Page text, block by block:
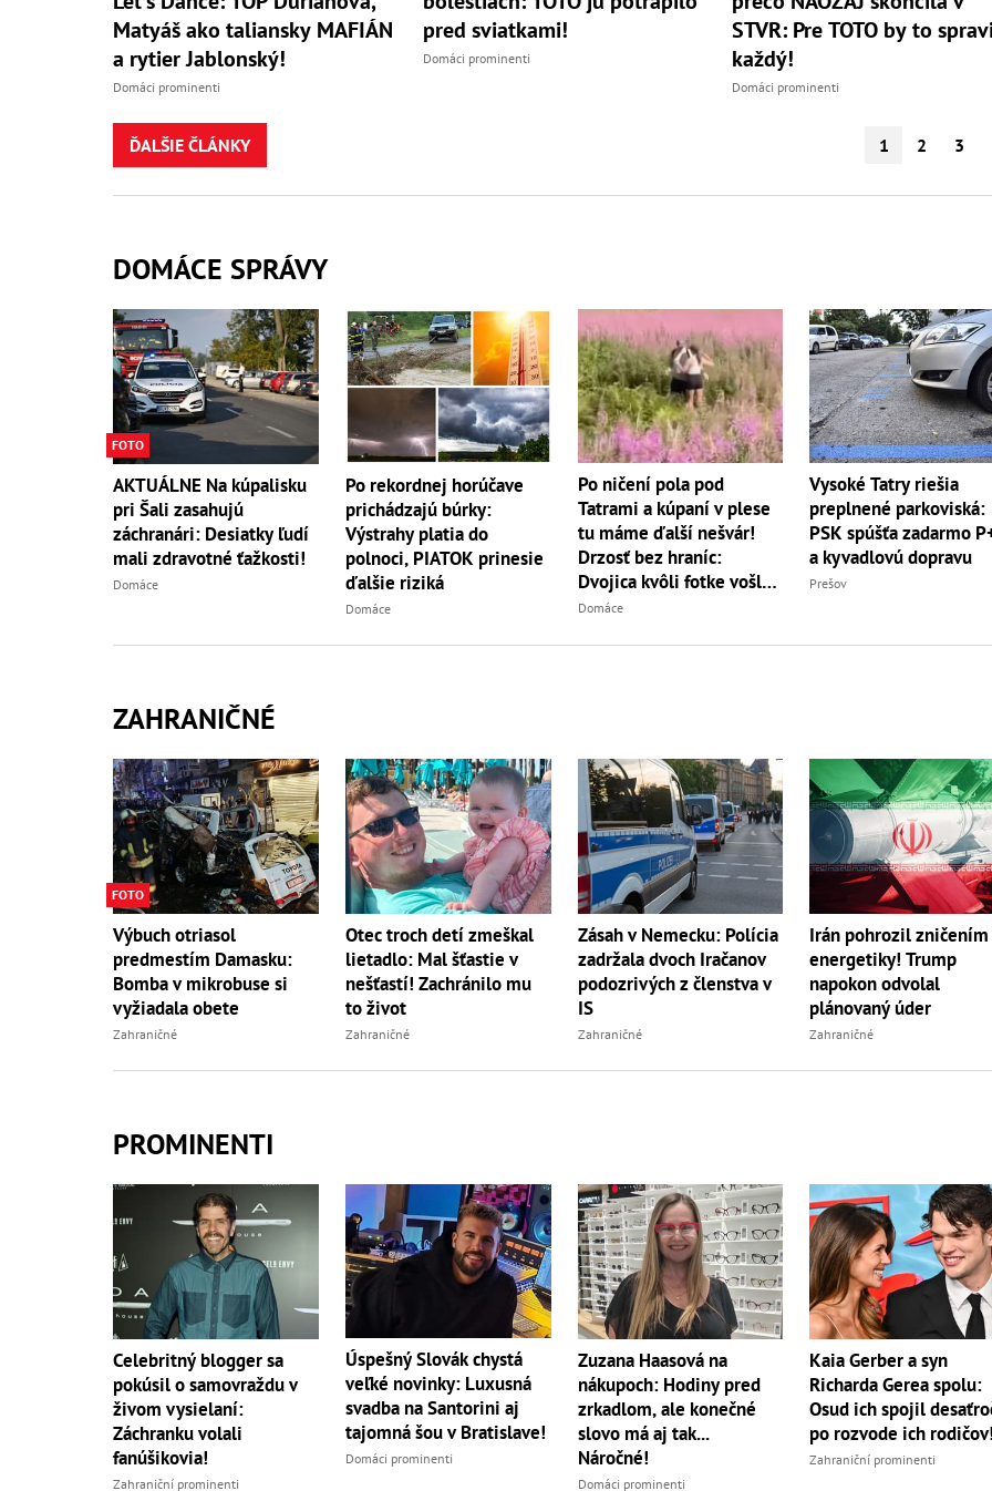
Matyáš ako taliansky MAFIÁN
a rytier Jablonský!
Domáci prominenti
pred sviatkami!
Domáci prominenti
STVR: Pre TOTO by to
každý!
Domáci prominenti
ĎALŠIE ČLÁNKY 1 2 3
DOMÁCE SPRÁVY
FOTO
AKTUÁLNE Na kúpalisku
pri Šali zasahujú
záchranári: Desiatky ľudí
mali zdravotné ťažkosti!
Domáce
Po rekordnej horúčave
prichádzajú búrky:
Výstrahy platia do
polnoci, PIATOK prinesie
ďalšie riziká
Domáce
Po ničení pola pod
Tatrami a kúpaní v plese
tu máme ďalší nešvár!
Drzosť bez hraníc:
Dvojica kvôli fotke vošla
do...
Domáce
Vysoké Tatry riešia
preplnené parkoviská:
PSK spúšťa zadarmo
a kyvadlovú dopravu
Prešov
ZAHRANIČNÉ
FOTO
Výbuch otriasol
predmestím Damasku:
Bomba v mikrobuse si
vyžiadala obete
Zahraničné
Otec troch detí zmeškal
lietadlo: Mal šťastie v
nešťastí! Zachránilo mu
to život
Zahraničné
Zásah v Nemecku: Polícia
zadržala dvoch Iračanov
podozrivých z členstva v
IS
Zahraničné
Irán pohrozil zničením
energetiky! Trump
napokon odvolal
plánovaný úder
Zahraničné
PROMINENTI
Celebritný blogger sa
pokúsil o samovraždu v
živom vysielaní:
Záchranku volali
fanúšikovia!
Zahraniční prominenti
Úspešný Slovák chystá
veľké novinky: Luxusná
svadba na Santorini aj
tajomná šou v Bratislave!
Domáci prominenti
Zuzana Haasová na
nákupoch: Hodiny pred
zrkadlom, ale konečné
slovo má aj tak...
Náročné!
Domáci prominenti
Kaia Gerber a syn
Richarda Gerea spolu:
Osud ich spojil
po rozvode ich
Zahraniční prominenti